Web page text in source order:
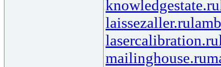
knowledgestate.ru
laissezaller.ru
lasercalibration.ru
mailinghouse.ru